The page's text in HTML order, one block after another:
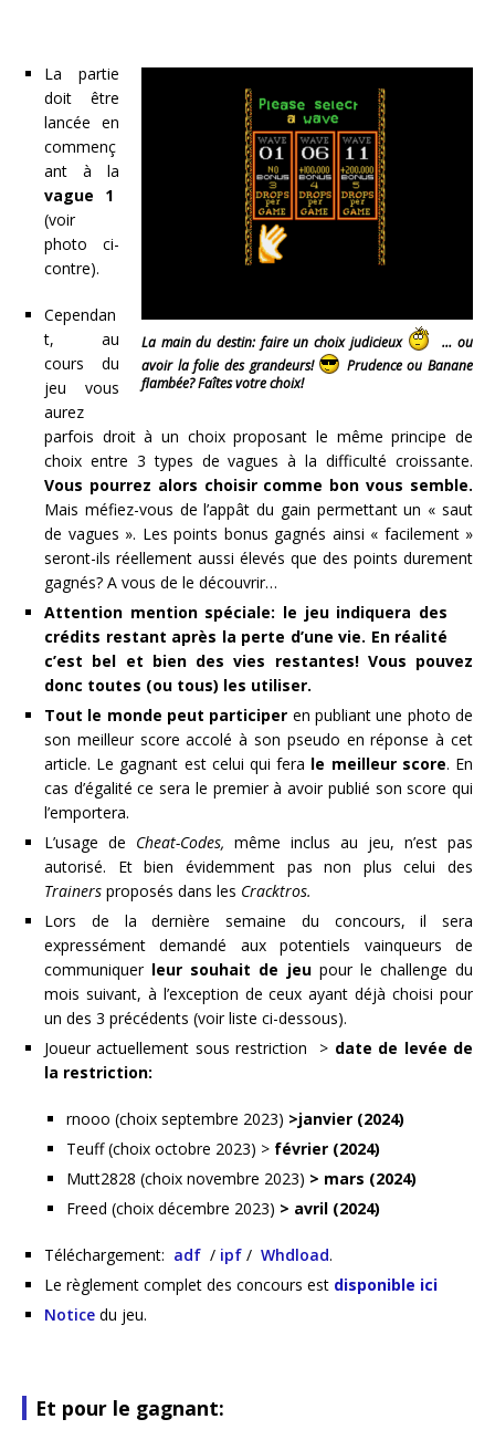
La main du destin: faire un choix judicieux
… ou
avoir la folie des grandeurs!
Prudence ou Banane
flambée? Faîtes votre choix!
La partie
doit être
lancée en
commenç
ant à la
vague 1
(voir
photo ci-
contre).
Cependan
t, au
cours du
jeu vous
aurez
parfois droit à un choix proposant le même principe de
choix entre 3 types de vagues à la difficulté croissante.
Vous pourrez alors choisir comme bon vous semble.
Mais méfiez-vous de l’appât du gain permettant un « saut
de vagues ». Les points bonus gagnés ainsi « facilement »
seront-ils réellement aussi élevés que des points durement
gagnés? A vous de le découvrir…
Attention mention spéciale: le jeu indiquera des
crédits restant après la perte d’une vie. En réalité
c’est bel et bien des vies restantes! Vous pouvez
donc toutes (ou tous) les utiliser.
Tout le monde peut participer en publiant une photo de
son meilleur score accolé à son pseudo en réponse à cet
article. Le gagnant est celui qui fera le meilleur score. En
cas d’égalité ce sera le premier à avoir publié son score qui
l’emportera.
L’usage de Cheat-Codes, même inclus au jeu, n’est pas
autorisé. Et bien évidemment pas non plus celui des
Trainers proposés dans les Cracktros.
Lors de la dernière semaine du concours, il sera
expressément demandé aux potentiels vainqueurs de
communiquer leur souhait de jeupour le challenge du
mois suivant, à l’exception de ceux ayant déjà choisi pour
un des 3 précédents (voir liste ci-dessous).
Joueur actuellement sous restriction > date de levée de
la restriction:
rnooo (choix septembre 2023) >janvier (2024)
Teuff (choix octobre 2023) > février (2024)
Mutt2828 (choix novembre 2023) > mars (2024)
Freed (choix décembre 2023) > avril (2024)
Téléchargement: adf / ipf / Whdload.
Le règlement complet des concours est disponible ici
Notice du jeu.
Et pour le gagnant: